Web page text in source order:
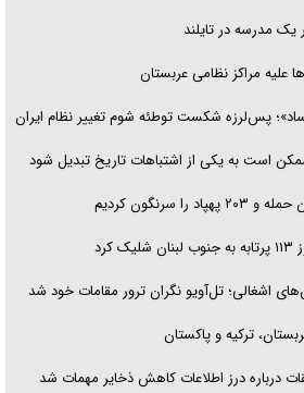
علیه مراکز نظامی عربستان
پس‌لرزه شکست توطئه شوم تغییر نظام ایران
است به یکی از اشتباهات تاریخ تبدیل شود
اشغالی؛ تل‌آویو نگران ترور مقامات خود شد
ترکیه و پاکستان
درباره درز اطلاعات کاهش ذخایر مهمات شد